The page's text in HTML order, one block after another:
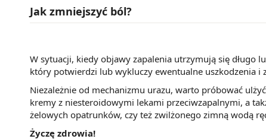
Jak zmniejszyć ból?
W sytuacji, kiedy objawy zapalenia utrzymują się długo
który potwierdzi lub wykluczy ewentualne uszkodzenia i
Niezależnie od mechanizmu urazu, warto próbować
kremy z niesteroidowymi lekami przeciwzapalnymi, a
żelowych opatrunków, czy też zwilżonego zimną wodą
Życzę zdrowia!